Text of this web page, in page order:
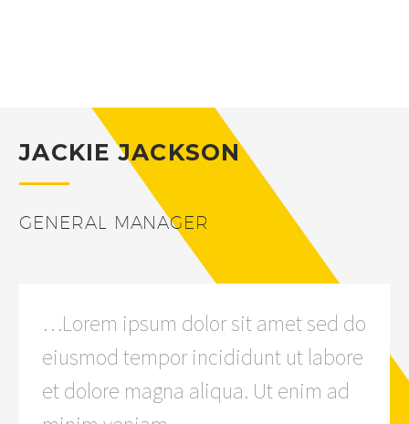
JACKIE JACKSON
GENERAL MANAGER
…Lorem ipsum dolor sit amet sed do
eiusmod tempor incididunt ut labore
et dolore magna aliqua. Ut enim ad